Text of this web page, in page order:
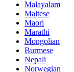
Malayalam
Maltese
Maori
Marathi
Mongolian
Burmese
Nepali
Norwegian